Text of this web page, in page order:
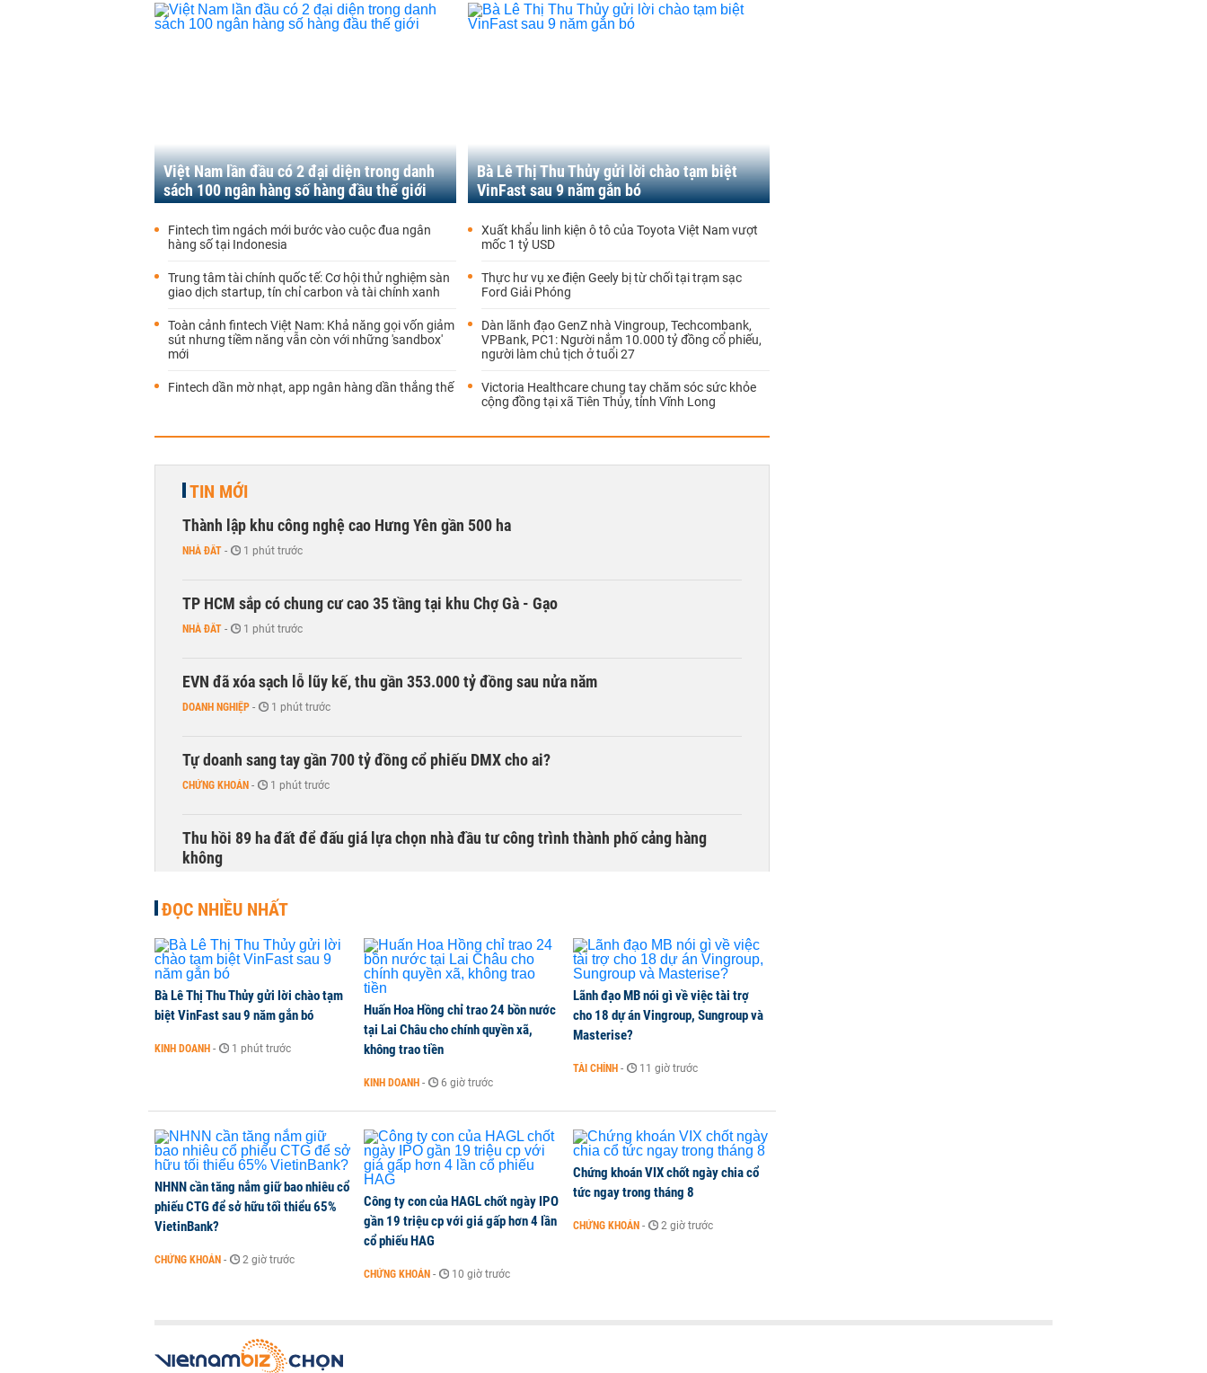
Việt Nam lần đầu có 2 đại diện trong danh
sách 100 ngân hàng số hàng đầu thế giới
Fintech tìm ngách mới bước vào cuộc đua ngân
hàng số tại Indonesia
Trung tâm tài chính quốc tế: Cơ hội thử nghiệm sàn
giao dịch startup, tín chỉ carbon và tài chính xanh
Toàn cảnh fintech Việt Nam: Khả năng gọi vốn giảm
sút nhưng tiềm năng vẫn còn với những 'sandbox'
mới
Fintech dần mờ nhạt, app ngân hàng dần thắng thế
Bà Lê Thị Thu Thủy gửi lời chào tạm biệt
VinFast sau 9 năm gắn bó
Xuất khẩu linh kiện ô tô của Toyota Việt Nam vượt
mốc 1 tỷ USD
Thực hư vụ xe điện Geely bị từ chối tại trạm sạc
Ford Giải Phóng
Dàn lãnh đạo GenZ nhà Vingroup, Techcombank,
VPBank, PC1: Người nắm 10.000 tỷ đồng cổ phiếu,
người làm chủ tịch ở tuổi 27
Victoria Healthcare chung tay chăm sóc sức khỏe
cộng đồng tại xã Tiên Thủy, tỉnh Vĩnh Long
TIN MỚI
Thành lập khu công nghệ cao Hưng Yên gần 500 ha
NHÀ ĐẤT - 1 phút trước
TP HCM sắp có chung cư cao 35 tầng tại khu Chợ Gà - Gạo
NHÀ ĐẤT - 1 phút trước
EVN đã xóa sạch lỗ lũy kế, thu gần 353.000 tỷ đồng sau nửa năm
DOANH NGHIỆP - 1 phút trước
Tự doanh sang tay gần 700 tỷ đồng cổ phiếu DMX cho ai?
CHỨNG KHOÁN - 1 phút trước
Thu hồi 89 ha đất để đấu giá lựa chọn nhà đầu tư công trình thành phố cảng hàng
không
Dòng tiền ngoại bất ngờ trở lại TTCK, ai đã mua vào?
CHỨNG KHOÁN 1 phút trước
Kiến nghị đưa người bán hàng online, lao động công trình đóng BHXH bắt buộc
TikToker Khánh Sky, Vua Quạt, Hồ Văn Khoa bị khởi tố
ĐỌC NHIỀU NHẤT
Bà Lê Thị Thu Thủy gửi lời chào tạm
biệt VinFast sau 9 năm gắn bó
KINH DOANH - 1 phút trước
Huấn Hoa Hồng chỉ trao 24 bồn nước
tại Lai Châu cho chính quyền xã,
không trao tiền
KINH DOANH - 6 giờ trước
Lãnh đạo MB nói gì về việc tài trợ
cho 18 dự án Vingroup, Sungroup và
Masterise?
TÀI CHÍNH - 11 giờ trước
NHNN cần tăng nắm giữ bao nhiêu cổ
phiếu CTG để sở hữu tối thiểu 65%
VietinBank?
CHỨNG KHOÁN - 2 giờ trước
Công ty con của HAGL chốt ngày IPO
gần 19 triệu cp với giá gấp hơn 4 lần
cổ phiếu HAG
CHỨNG KHOÁN - 10 giờ trước
Chứng khoán VIX chốt ngày chia cổ
tức ngay trong tháng 8
CHỨNG KHOÁN - 2 giờ trước